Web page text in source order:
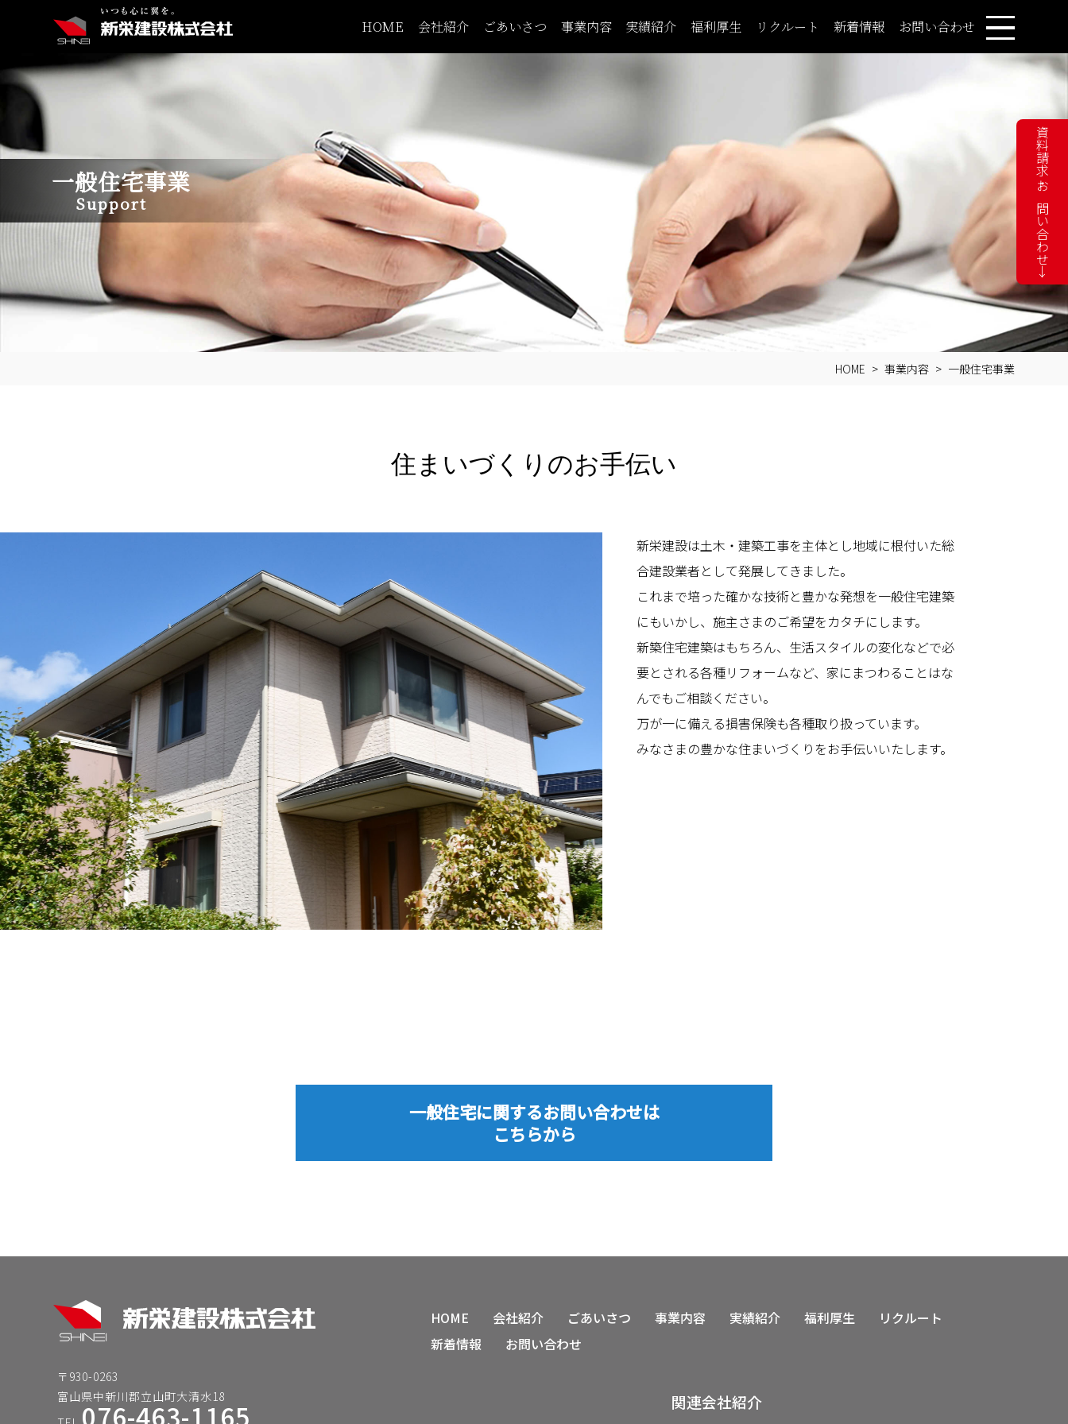
HOME 会社紹介 ごあいさつ 事業内容 実績紹介 福利厚生 リクルート 新着情報 お問い合わせ
一般住宅事業
Support
HOME 事業内容 一般住宅事業
住まいづくりのお手伝い
新栄建設は土木・建築工事を主体とし地域に根付いた総
合建設業者として発展してきました。
これまで培った確かな技術と豊かな発想を一般住宅建築
にもいかし、施主さまのご希望をカタチにします。
新築住宅建築はもちろん、生活スタイルの変化などで必
要とされる各種リフォームなど、家にまつわることはな
んでもご相談ください。
万が一に備える損害保険も各種取り扱っています。
みなさまの豊かな住まいづくりをお手伝いいたします。
一般住宅に関するお問い合わせは
こちらから
資料請求・お問い合わせ→
〒930-0263
富山県中新川郡立山町大清水18
076-463-1165
HOME 会社紹介 ごあいさつ 事業内容 実績紹介 福利厚生
リクルート
新着情報
お問い合わせ
関連会社紹介